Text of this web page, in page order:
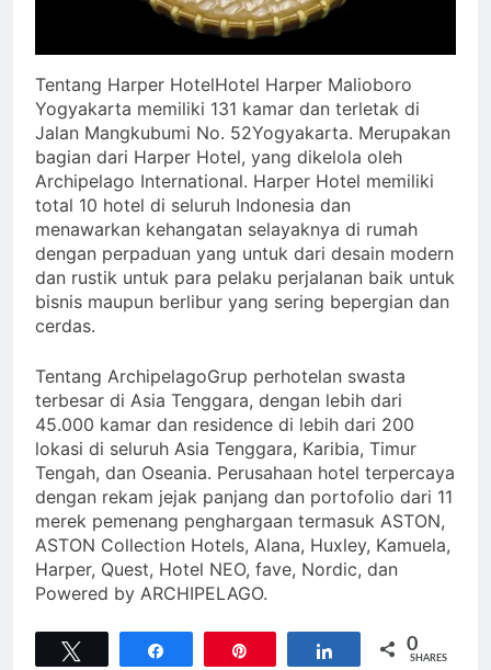
Tentang Harper HotelHotel Harper Malioboro
Yogyakarta memiliki 131 kamar dan terletak di
Jalan Mangkubumi No. 52Yogyakarta. Merupakan
bagian dari Harper Hotel, yang dikelola oleh
Archipelago International. Harper Hotel memiliki
total 10 hotel di seluruh Indonesia dan
menawarkan kehangatan selayaknya di rumah
dengan perpaduan yang untuk dari desain modern
dan rustik untuk para pelaku perjalanan baik untuk
bisnis maupun berlibur yang sering bepergian dan
cerdas.
Tentang ArchipelagoGrup perhotelan swasta
terbesar di Asia Tenggara, dengan lebih dari
45.000 kamar dan residence di lebih dari 200
lokasi di seluruh Asia Tenggara, Karibia, Timur
Tengah, dan Oseania. Perusahaan hotel terpercaya
dengan rekam jejak panjang dan portofolio dari 11
merek pemenang penghargaan termasuk ASTON,
ASTON Collection Hotels, Alana, Huxley, Kamuela,
Harper, Quest, Hotel NEO, fave, Nordic, dan
Powered by ARCHIPELAGO.
Share 0
SHARES